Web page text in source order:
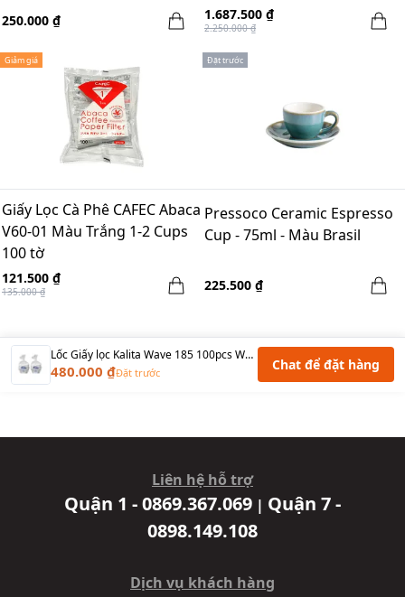
250.000 ₫ 1.687.500 ₫
2.250.000 ₫
Giảm giá
Giấy Lọc Cà Phê CAFEC Abaca
V60-01 Màu Trắng 1-2 Cups
100 tờ
121.500 ₫
135.000 ₫
Đặt trước
Pressoco Ceramic Espresso
Cup - 75ml - Màu Brasil
225.500 ₫
Lốc Giấy lọc Kalita Wave 185 100pcs Wave Filter Paper Size 2-4 ly - 2 túi
480.000 ₫Đặt trước Chat để đặt hàng
Liên hệ hỗ trợ
Quận 1 - 0869.367.069 | Quận 7 -
0898.149.108
Dịch vụ khách hàng